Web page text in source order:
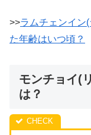
>>ラムチェンイン
た年齢はいつ頃？
モンチョイ(
は？